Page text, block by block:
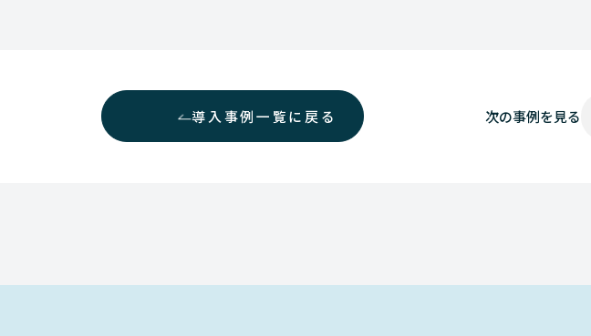
導入事例一覧に戻る 次の事例を見る